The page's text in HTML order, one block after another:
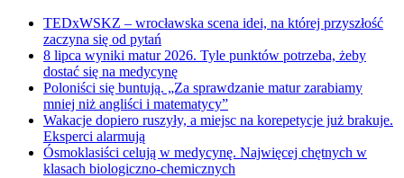
TEDxWSKZ – wrocławska scena idei, na której przyszłość
zaczyna się od pytań
8 lipca wyniki matur 2026. Tyle punktów potrzeba, żeby
dostać się na medycynę
Poloniści się buntują. „Za sprawdzanie matur zarabiamy
mniej niż angliści i matematycy”
Wakacje dopiero ruszyły, a miejsc na korepetycje już brakuje.
Eksperci alarmują
Ósmoklasiści celują w medycynę. Najwięcej chętnych w
klasach biologiczno-chemicznych